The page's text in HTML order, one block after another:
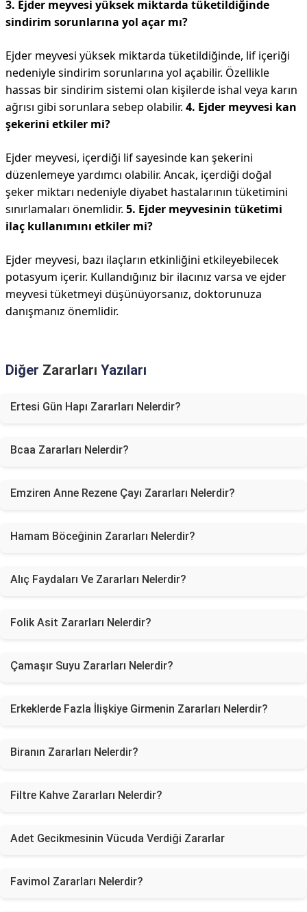
3. Ejder meyvesi yüksek miktarda tüketildiğinde
sindirim sorunlarına yol açar mı?
Ejder meyvesi yüksek miktarda tüketildiğinde, lif içeriği
nedeniyle sindirim sorunlarına yol açabilir. Özellikle
hassas bir sindirim sistemi olan kişilerde ishal veya karın
ağrısı gibi sorunlara sebep olabilir. 4. Ejder meyvesi kan
şekerini etkiler mi?
Ejder meyvesi, içerdiği lif sayesinde kan şekerini
düzenlemeye yardımcı olabilir. Ancak, içerdiği doğal
şeker miktarı nedeniyle diyabet hastalarının tüketimini
sınırlamaları önemlidir. 5. Ejder meyvesinin tüketimi
ilaç kullanımını etkiler mi?
Ejder meyvesi, bazı ilaçların etkinliğini etkileyebilecek
potasyum içerir. Kullandığınız bir ilacınız varsa ve ejder
meyvesi tüketmeyi düşünüyorsanız, doktorunuza
danışmanız önemlidir.
Diğer Zararları Yazıları
Ertesi Gün Hapı Zararları Nelerdir?
Bcaa Zararları Nelerdir?
Emziren Anne Rezene Çayı Zararları Nelerdir?
Hamam Böceğinin Zararları Nelerdir?
Alıç Faydaları Ve Zararları Nelerdir?
Folik Asit Zararları Nelerdir?
Çamaşır Suyu Zararları Nelerdir?
Erkeklerde Fazla İlişkiye Girmenin Zararları Nelerdir?
Biranın Zararları Nelerdir?
Filtre Kahve Zararları Nelerdir?
Adet Gecikmesinin Vücuda Verdiği Zararlar
Favimol Zararları Nelerdir?